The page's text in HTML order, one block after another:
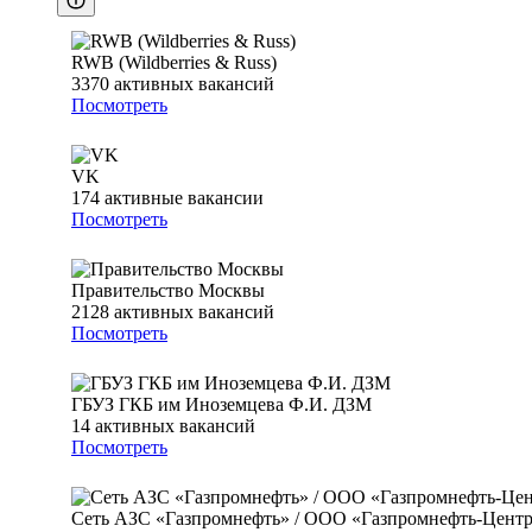
RWB (Wildberries & Russ)
3370 активных вакансий
Посмотреть
VK
174 активные вакансии
Посмотреть
Правительство Москвы
2128 активных вакансий
Посмотреть
ГБУЗ ГКБ им Иноземцева Ф.И. ДЗМ
14 активных вакансий
Посмотреть
Сеть АЗС «Газпромнефть» / ООО «Газпромнефть-